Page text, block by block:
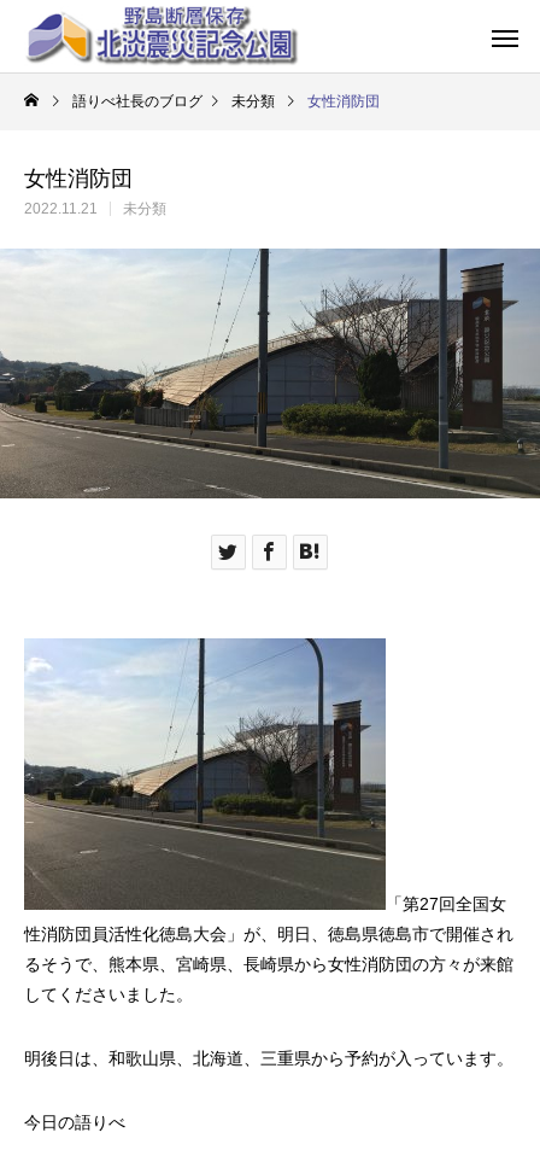
語りべ社長のブログ 未分類 女性消防団
女性消防団
2022.11.21 未分類
「第27回全国女
性消防団員活性化徳島大会」が、明日、徳島県徳島市で開催され
るそうで、熊本県、宮崎県、長崎県から女性消防団の方々が来館
してくださいました。
明後日は、和歌山県、北海道、三重県から予約が入っています。
今日の語りべ